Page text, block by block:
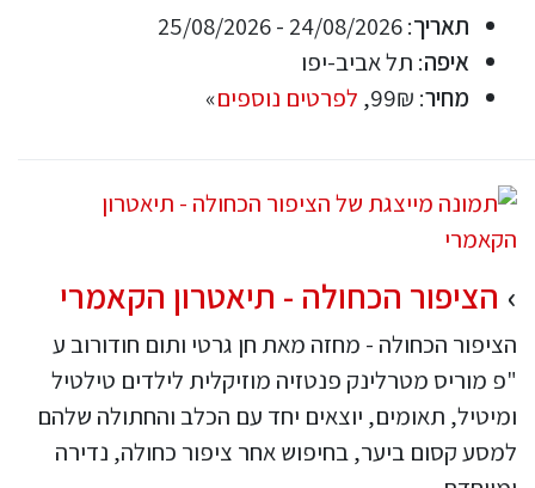
תאריך: 24/08/2026 - 25/08/2026
איפה: תל אביב-יפו
מחיר: 99₪, לפרטים נוספים»
הציפור הכחולה - תיאטרון הקאמרי
הציפור הכחולה - מחזה מאת חן גרטי ותום חודורוב ע
"פ מוריס מטרלינק פנטזיה מוזיקלית לילדים טילטיל
ומיטיל, תאומים, יוצאים יחד עם הכלב והחתולה שלהם
למסע קסום ביער, בחיפוש אחר ציפור כחולה, נדירה